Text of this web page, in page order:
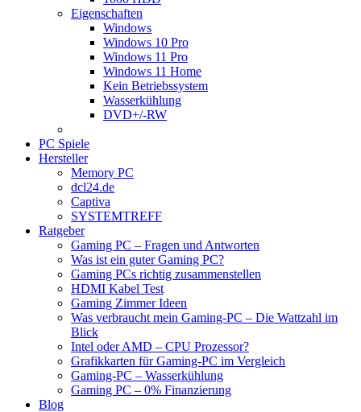
Eigenschaften
Windows
Windows 10 Pro
Windows 11 Pro
Windows 11 Home
Kein Betriebssystem
Wasserkühlung
DVD+/-RW
PC Spiele
Hersteller
Memory PC
dcl24.de
Captiva
SYSTEMTREFF
Ratgeber
Gaming PC – Fragen und Antworten
Was ist ein guter Gaming PC?
Gaming PCs richtig zusammenstellen
HDMI Kabel Test
Gaming Zimmer Ideen
Was verbraucht mein Gaming-PC – Die Wattzahl im
Blick
Intel oder AMD – CPU Prozessor?
Grafikkarten für Gaming-PC im Vergleich
Gaming-PC – Wasserkühlung
Gaming PC – 0% Finanzierung
Blog